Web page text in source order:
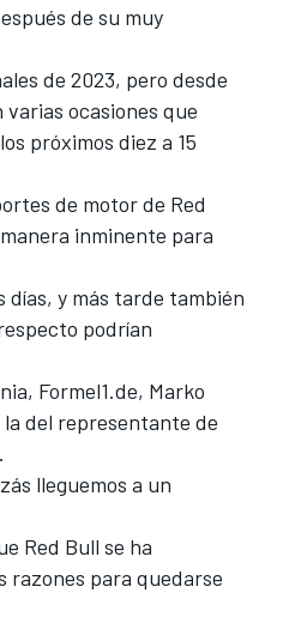
de su muy
de 2023, pero desde
ocasiones que
próximos diez a 15
de motor de Red
inminente para
días, y más tarde también
podrían
Formel1.de, Marko
del representante de
lleguemos a un
Red Bull se ha
razones para quedarse